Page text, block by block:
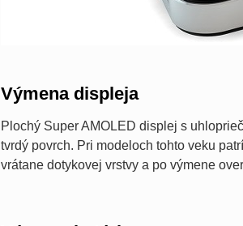
Výmena displeja
Plochý Super AMOLED displej s
tvrdý povrch. Pri modeloch tohto veku
vrátane dotykovej vrstvy a po výmene